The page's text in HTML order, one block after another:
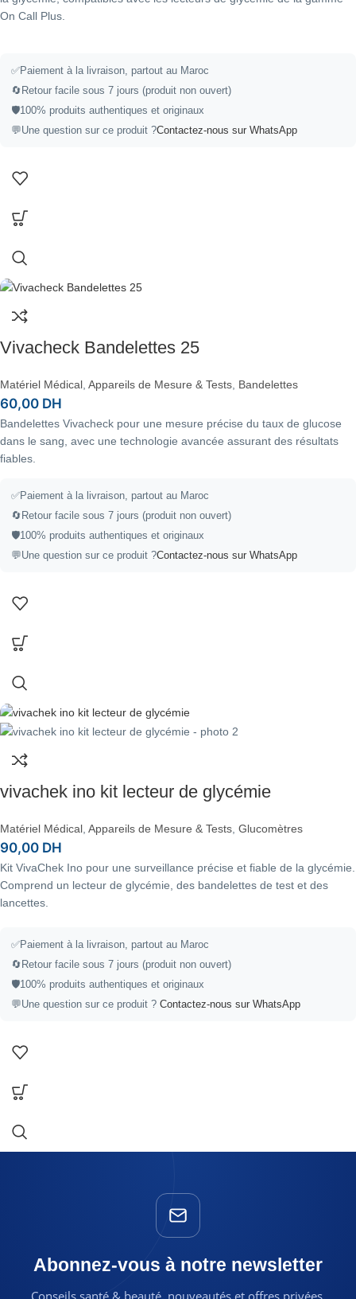
On Call Plus.
✅Paiement à la livraison, partout au Maroc
🔄Retour facile sous 7 jours (produit non ouvert)
🛡️100% produits authentiques et originaux
💬Une question sur ce produit ?Contactez-nous sur WhatsApp
Vivacheck Bandelettes 25
Matériel Médical Appareils de Mesure & Tests Bandelettes
60,00 DH
Bandelettes Vivacheck pour une mesure précise du taux de glucose
dans le sang, avec une technologie avancée assurant des résultats
fiables.
✅Paiement à la livraison, partout au Maroc
🔄Retour facile sous 7 jours (produit non ouvert)
🛡️100% produits authentiques et originaux
💬Une question sur ce produit ?Contactez-nous sur WhatsApp
vivachek ino kit lecteur de glycémie
Matériel Médical Appareils de Mesure & Tests Glucomètres
90,00 DH
Kit VivaChek Ino pour une surveillance précise et fiable de la glycémie.
Comprend un lecteur de glycémie, des bandelettes de test et des
lancettes.
✅Paiement à la livraison, partout au Maroc
🔄Retour facile sous 7 jours (produit non ouvert)
🛡️100% produits authentiques et originaux
💬Une question sur ce produit ? Contactez-nous sur WhatsApp
Abonnez-vous à notre newsletter
Conseils santé & beauté, nouveautés et offres privées.